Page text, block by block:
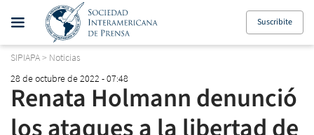
Suscribite
SIPIAPA> Noticias
28 de octubre de 2022 - 07:48
Renata Holmann denunció